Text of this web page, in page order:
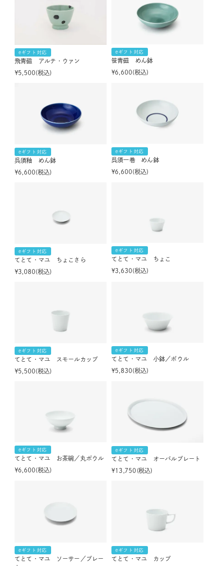
eギフト対応
飛青磁 アルテ・ウァン
¥5,500 税込
eギフト対応
笹青磁 めん鉢
¥6,600 税込
eギフト対応
呉須釉 めん鉢
¥6,600 税込
eギフト対応
呉須一巻 めん鉢
¥6,600 税込
eギフト対応
てとて・マユ ちょこさら
¥3,080 税込
eギフト対応
てとて・マユ ちょこ
¥3,630 税込
eギフト対応
てとて・マユ スモールカップ
¥5,500 税込
eギフト対応
てとて・マユ 小鉢／ボウル
¥5,830 税込
eギフト対応
てとて・マユ お茶碗／丸ボウル
¥6,600 税込
eギフト対応
てとて・マユ オーバルプレート
¥13,750 税込
eギフト対応
てとて・マユ ソーサー／プレー
eギフト対応
てとて・マユ カップ